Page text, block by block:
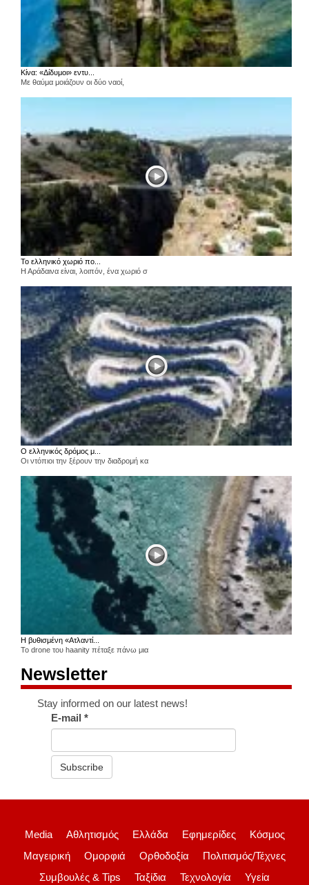
Κίνα: «Δίδυμοι» εντυ...
Με θαύμα μοιάζουν οι δύο ναοί,
Το ελληνικό χωριό πο...
Η Αράδαινα είναι, λοιπόν, ένα χωριό σ
Ο ελληνικός δρόμος μ...
Οι ντόπιοι την ξέρουν την διαδρομή κα
Η βυθισμένη «Ατλαντί...
Το drone του haanity πέταξε πάνω μια
Newsletter
Stay informed on our latest news!
E-mail*
Subscribe
Media Αθλητισμός Ελλάδα Εφημερίδες
Κόσμος
Μαγειρική
Ομορφιά Ορθοδοξία
Πολιτισμός/Τέχνες
Συμβουλές & Tips
Ταξίδια Τεχνολογία Υγεία